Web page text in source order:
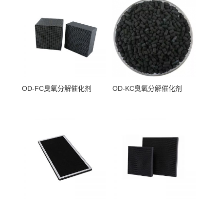
OD-FC臭氧分解催化剂 OD-KC臭氧分解催化剂